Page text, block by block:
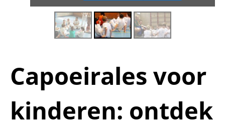
Capoeirales voor
kinderen: ontdek